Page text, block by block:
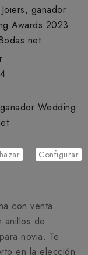
Configurar
con venta
anillos de
novia. Te
en la elección